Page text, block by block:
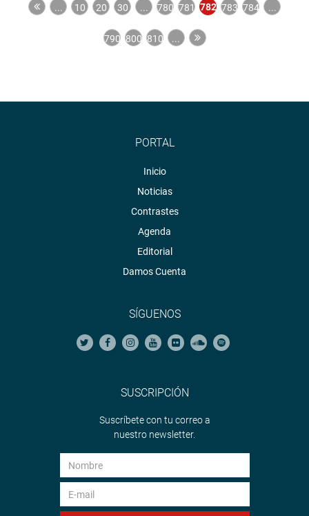
... 10 20 30 ... 780 781 782 783 784 ...
790 800 810 ...
PORTAL
Inicio
Noticias
Contrastes
Agenda
Editorial
Damos Cuenta
SÍGUENOS
SUSCRIPCIÓN
Suscríbete con tu correo a
nuestro newsletter.